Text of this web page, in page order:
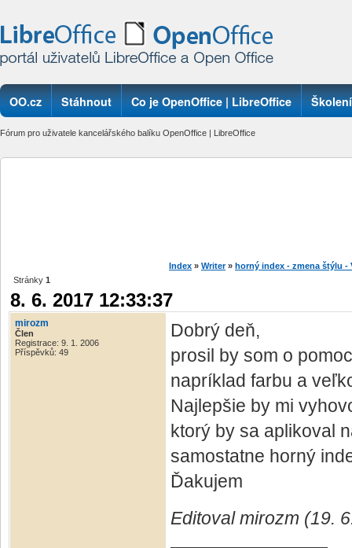
OO.cz Stáhnout Co je OpenOffice | LibreOffice Školení
Fórum pro uživatele kancelářského balíku OpenOffice | LibreOffice
Index » Writer » horný index - zmena štýlu -
Stránky 1
8. 6. 2017 12:33:37
mirozm
Člen
Registrace: 9. 1. 2006
Příspěvků: 49
Dobrý deň,
prosil by som o
napríklad farbu a
Najlepšie by mi
ktorý by sa aplikoval
samostatne horný
Ďakujem
Editoval mirozm (19.